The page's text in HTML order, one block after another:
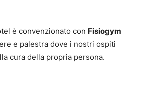
è convenzionato con Fisiogym
e palestra dove i nostri ospiti
cura della propria persona.